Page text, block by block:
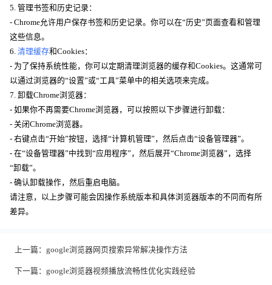
5. 管理书签和历史记录：
- Chrome允许用户保存书签和历史记录。你可以在“历史”页面查看和管理
这些信息。
6. 清理缓存和Cookies：
- 为了保持系统性能，你可以定期清理浏览器的缓存和Cookies。这通常可
以通过浏览器的“设置”或“工具”菜单中的相关选项来完成。
7. 卸载Chrome浏览器：
- 如果你不再需要Chrome浏览器，可以按照以下步骤进行卸载：
- 关闭Chrome浏览器。
- 右键点击“开始”按钮，选择“计算机管理”，然后点击“设备管理器”。
- 在“设备管理器”中找到“应用程序”，然后展开“Chrome浏览器”，选择
“卸载”。
- 确认卸载操作，然后重启电脑。
请注意，以上步骤可能会因操作系统版本和具体浏览器版本的不同而有所
差异。
上一篇： google浏览器网页搜索异常解决操作方法
下一篇： google浏览器视频播放流畅性优化实践经验